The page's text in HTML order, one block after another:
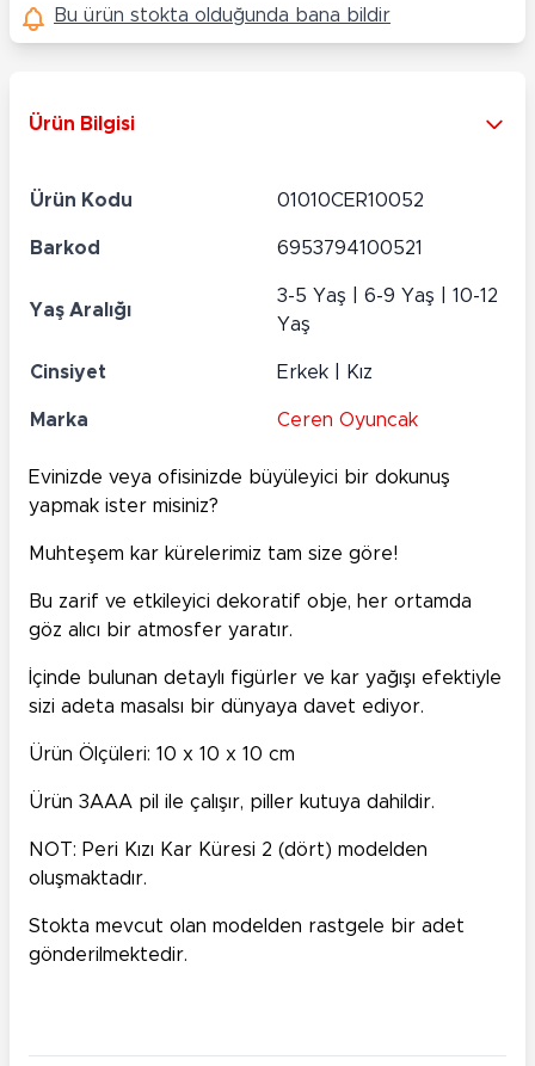
Bu ürün stokta olduğunda bana bildir
Ürün Bilgisi
Ürün Kodu 01010CER10052
Barkod 6953794100521
Yaş Aralığı
3-5 Yaş | 6-9 Yaş | 10-12
Yaş
Cinsiyet Erkek | Kız
Marka Ceren Oyuncak
Evinizde veya ofisinizde büyüleyici bir dokunuş
yapmak ister misiniz?
Muhteşem kar kürelerimiz tam size göre!
Bu zarif ve etkileyici dekoratif obje, her ortamda
göz alıcı bir atmosfer yaratır.
İçinde bulunan detaylı figürler ve kar yağışı efektiyle
sizi adeta masalsı bir dünyaya davet ediyor.
Ürün Ölçüleri: 10 x 10 x 10 cm
Ürün 3AAA pil ile çalışır, piller kutuya dahildir.
NOT: Peri Kızı Kar Küresi 2 (dört) modelden
oluşmaktadır.
Stokta mevcut olan modelden rastgele bir adet
gönderilmektedir.